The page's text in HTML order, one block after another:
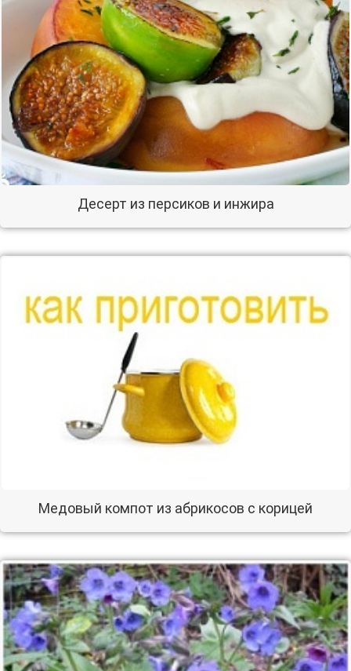
Десерт из персиков и инжира
Медовый компот из абрикосов с корицей